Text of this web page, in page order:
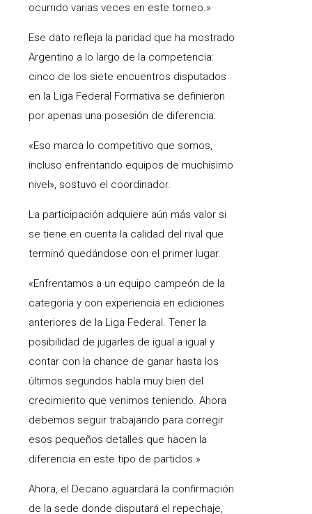
ocurrido varias veces en este torneo.»
Ese dato refleja la paridad que ha mostrado
Argentino a lo largo de la competencia:
cinco de los siete encuentros disputados
en la Liga Federal Formativa se definieron
por apenas una posesión de diferencia.
«Eso marca lo competitivo que somos,
incluso enfrentando equipos de muchísimo
nivel», sostuvo el coordinador.
La participación adquiere aún más valor si
se tiene en cuenta la calidad del rival que
terminó quedándose con el primer lugar.
«Enfrentamos a un equipo campeón de la
categoría y con experiencia en ediciones
anteriores de la Liga Federal. Tener la
posibilidad de jugarles de igual a igual y
contar con la chance de ganar hasta los
últimos segundos habla muy bien del
crecimiento que venimos teniendo. Ahora
debemos seguir trabajando para corregir
esos pequeños detalles que hacen la
diferencia en este tipo de partidos.»
Ahora, el Decano aguardará la confirmación
de la sede donde disputará el repechaje,